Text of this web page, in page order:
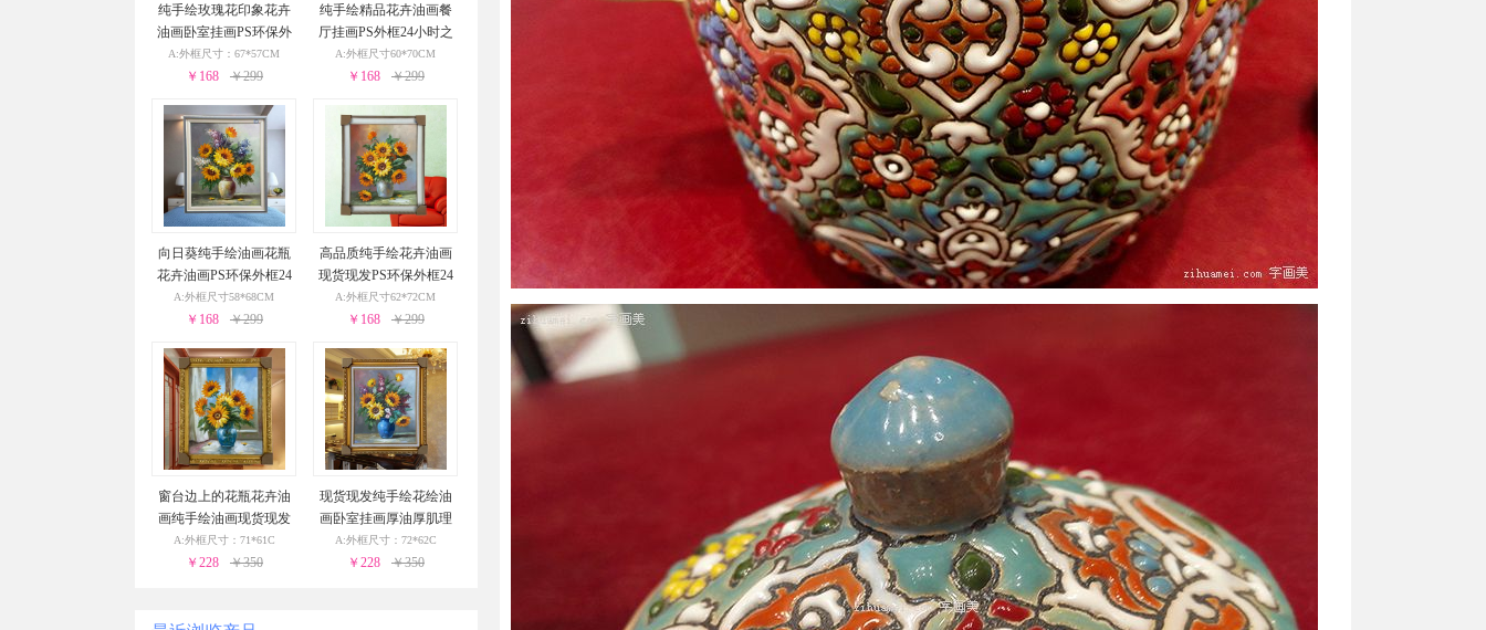
纯手绘玫瑰花印象花卉
油画卧室挂画PS环保外
框24小时之内发货
A:外框尺寸：67*57CM
￥168 ￥299
纯手绘精品花卉油画餐
厅挂画PS外框24小时之
内发货
A:外框尺寸60*70CM
￥168 ￥299
向日葵纯手绘油画花瓶
花卉油画PS环保外框24
小时之内发货
A:外框尺寸58*68CM
￥168 ￥299
高品质纯手绘花卉油画
现货现发PS环保外框24
小时之内发货
A:外框尺寸62*72CM
￥168 ￥299
窗台边上的花瓶花卉油
画纯手绘油画现货现发
金色实木外框24小时之
内发货
A:外框尺寸：71*61C
￥228 ￥350
现货现发纯手绘花绘油
画卧室挂画厚油厚肌理
油画实木外框24小时之
内发货
A:外框尺寸：72*62C
￥228 ￥350